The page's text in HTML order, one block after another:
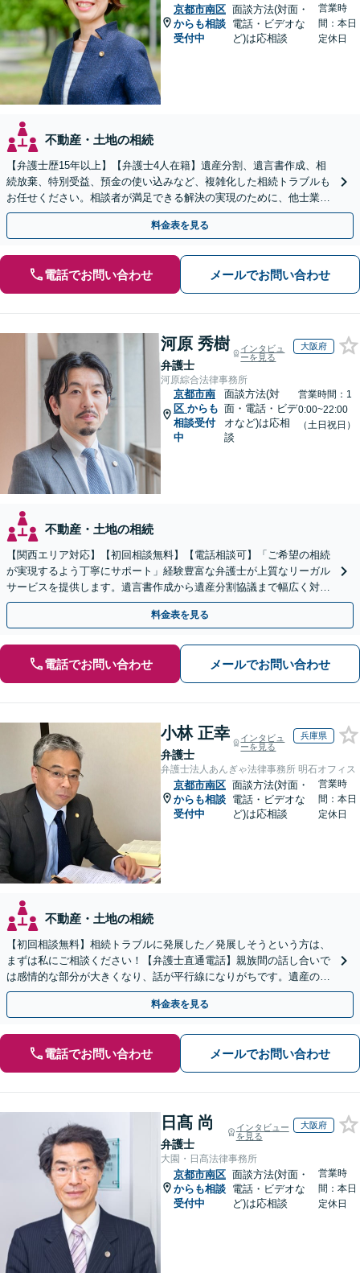
京都市南区
からも相談
受付中
面談方法(対面・
電話・ビデオな
ど)は応相談
営業時
間：本日
定休日
不動産・土地の相続
【弁護士歴15年以上】【弁護士4人在籍】遺産分割、遺言書作成、相
続放棄、特別受益、預金の使い込みなど、複雑化した相続トラブルも
お任せください。相談者が満足できる解決の実現のために、他士業と
連携し最善を尽くします【完全個室】
料金表を見る
電話でお問い合わせ メールでお問い合わせ
河原 秀樹
弁護士
インタビュ
ーを見る
大阪府
河原綜合法律事務所
京都市南
区 からも
相談受付
中
面談方法(対
面・電話・ビデ
オなど)は応相
談
営業時間：1
0:00~22:00
（土日祝日）
不動産・土地の相続
【関西エリア対応】【初回相談無料】【電話相談可】「ご希望の相続
が実現するよう丁寧にサポート」経験豊富な弁護士が上質なリーガル
サービスを提供します。遺言書作成から遺産分割協議まで幅広く対応
「他士業と連携してスムーズな解決」【休日・夜間相談可】
料金表を見る
電話でお問い合わせ メールでお問い合わせ
小林 正幸
弁護士
インタビュ
ーを見る
兵庫県
弁護士法人あんぎゃ法律事務所 明石オフィス
京都市南区
からも相談
受付中
面談方法(対面・
電話・ビデオな
ど)は応相談
営業時
間：本日
定休日
不動産・土地の相続
【初回相談無料】相続トラブルに発展した／発展しそうという方は、
まずは私にご相談ください！【弁護士直通電話】親族間の話し合いで
は感情的な部分が大きくなり、話が平行線になりがちです。遺産の使
い込みもご相談ください。泥沼化する前にお電話ください。
料金表を見る
電話でお問い合わせ メールでお問い合わせ
日髙 尚
弁護士
インタビュー
を見る
大阪府
大園・日髙法律事務所
京都市南区
からも相談
受付中
面談方法(対面・
電話・ビデオな
ど)は応相談
営業時
間：本日
定休日